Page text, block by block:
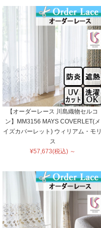
【オーダーレース 川島織物セルコ
ン】MM3156 MAYS COVERLET(メ
イズカバーレット) ウィリアム・モリ
ス
¥57,673(税込) ～